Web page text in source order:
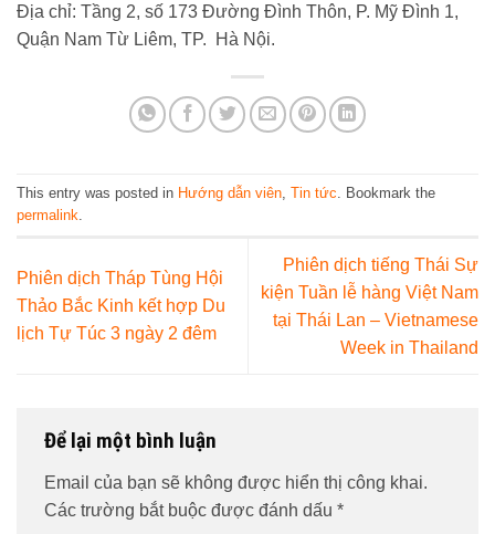
Địa chỉ: Tầng 2, số 173 Đường Đình Thôn, P. Mỹ Đình 1,
Quận Nam Từ Liêm, TP. Hà Nội.
This entry was posted in Hướng dẫn viên Tin tức . Bookmark the
permalink
Phiên dịch Tháp Tùng Hội
Thảo Bắc Kinh kết hợp Du
lịch Tự Túc 3 ngày 2 đêm
Phiên dịch tiếng Thái Sự
kiện Tuần lễ hàng Việt Nam
tại Thái Lan – Vietnamese
Week in Thailand
Để lại một bình luận
Email của bạn sẽ không được hiển thị công khai.
Các trường bắt buộc được đánh dấu *